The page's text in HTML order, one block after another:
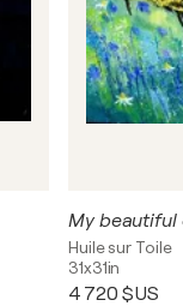
My beautiful
Huile sur Toile
31x31in
4 720 $US